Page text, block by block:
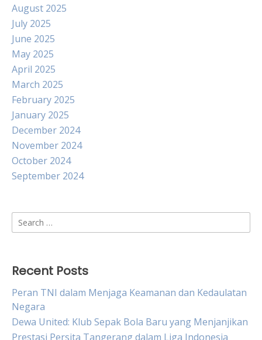
August 2025
July 2025
June 2025
May 2025
April 2025
March 2025
February 2025
January 2025
December 2024
November 2024
October 2024
September 2024
Search
for:
Recent Posts
Peran TNI dalam Menjaga Keamanan dan Kedaulatan
Negara
Dewa United: Klub Sepak Bola Baru yang Menjanjikan
Prestasi Persita Tangerang dalam Liga Indonesia